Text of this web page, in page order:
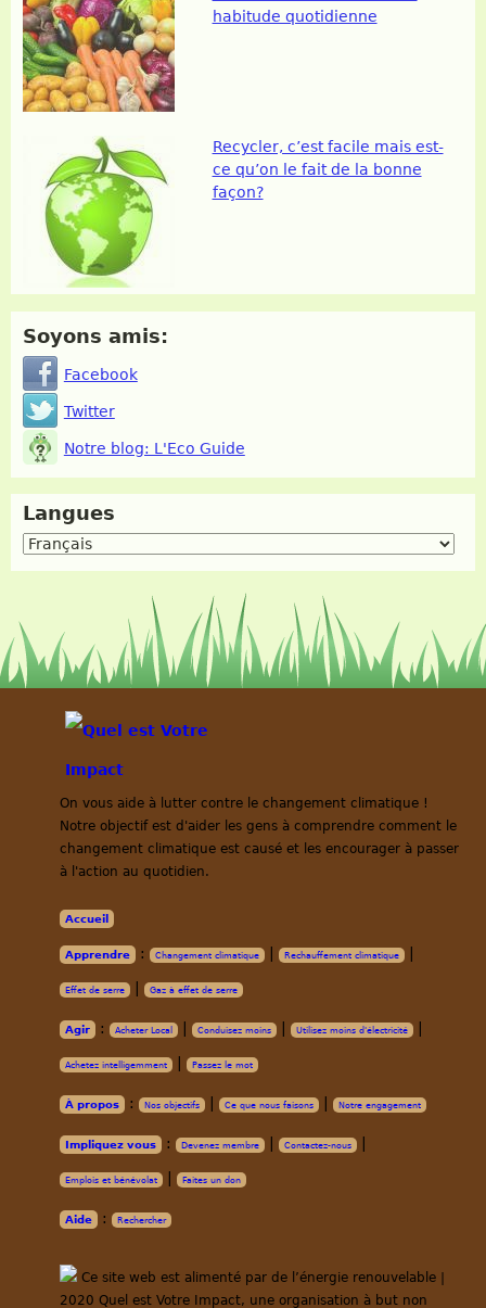
habitude quotidienne
Recycler, c’est facile mais est-
ce qu’on le fait de la bonne
façon?
Soyons amis:
Facebook
Twitter
Notre blog: L'Eco Guide
Langues
On vous aide à lutter contre le changement climatique !
Notre objectif est d'aider les gens à comprendre comment le
changement climatique est causé et les encourager à passer
à l'action au quotidien.
Accueil
Apprendre : Changement climatique Rechauffement climatique
Effet de serre Gaz à effet de serre
Agir : Acheter Local Conduisez moins Utilisez moins d'électricité
Achetez intelligemment Passez le mot
À propos : Nos objectifs Ce que nous faisons Notre engagement
Impliquez vous : Devenez membre Contactez-nous
Emplois et bénévolat Faites un don
Aide : Rechercher
Ce site web est alimenté par de l’énergie renouvelable |
2020 Quel est Votre Impact, une organisation à but non